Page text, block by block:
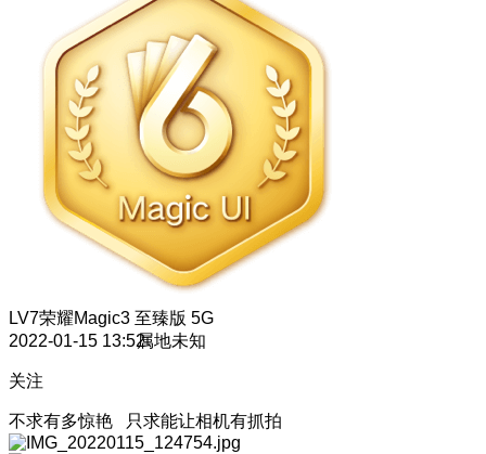
LV7荣耀Magic3 至臻版 5G
2022-01-15 13:52属地未知
关注
不求有多惊艳 只求能让相机有抓拍